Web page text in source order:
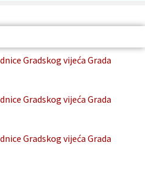
Gradskog vijeća Grada
Gradskog vijeća Grada
Gradskog vijeća Grada